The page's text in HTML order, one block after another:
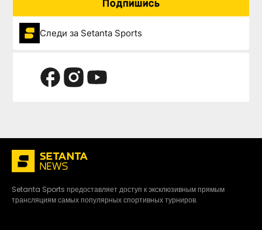
Подпишись
Следи за Setanta Sports
Setanta Sports предоставляет доступ к эксклюзивным прямым
трансляциям самых популярных спортивных турниров.